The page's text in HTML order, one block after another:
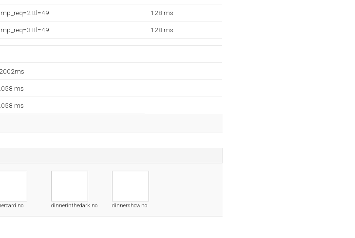
ttl=49 128 ms
ttl=49 128 ms
ms
ms
dinnerinthedark.no dinnershow.no